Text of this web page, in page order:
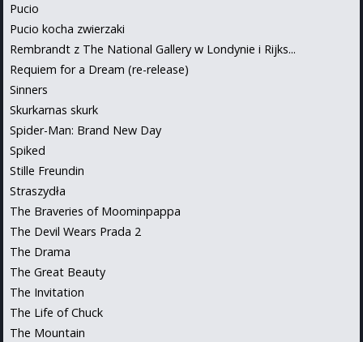
Pucio
Pucio kocha zwierzaki
Rembrandt z The National Gallery w Londynie i Rijks...
Requiem for a Dream (re-release)
Sinners
Skurkarnas skurk
Spider-Man: Brand New Day
Spiked
Stille Freundin
Straszydła
The Braveries of Moominpappa
The Devil Wears Prada 2
The Drama
The Great Beauty
The Invitation
The Life of Chuck
The Mountain